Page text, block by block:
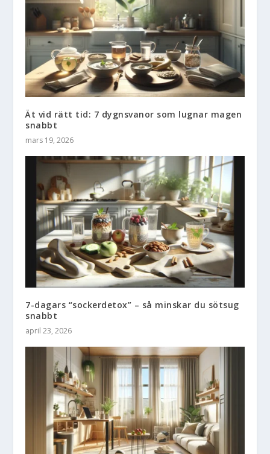
Ät vid rätt tid: 7 dygnsvanor som lugnar magen
snabbt
mars 19, 2026
7-dagars “sockerdetox” – så minskar du sötsug
snabbt
april 23, 2026